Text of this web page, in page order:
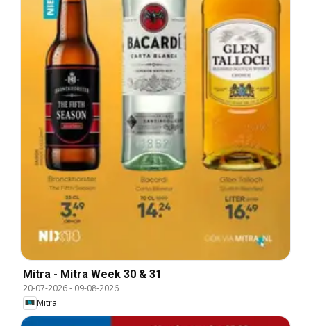
Mitra - Mitra Week 30 & 31
20-07-2026- 09-08-2026
Mitra